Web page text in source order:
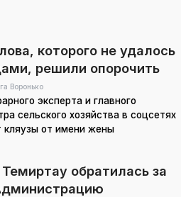
которого не удалось
решили опорочить
Воронько
эксперта и главного
сельского хозяйства в соцсетях
кляузы от имени жены
обратилась за